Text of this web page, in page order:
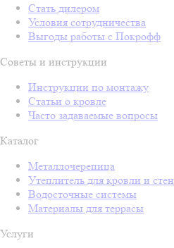
Стать дилером
Условия сотрудничества
Выгоды работы с Покрофф
Советы и инструкции
Инструкции по монтажу
Статьи о кровле
Часто задаваемые вопросы
Каталог
Металлочерепица
Утеплитель для кровли и стен
Водосточные системы
Материалы для террасы
Услуги